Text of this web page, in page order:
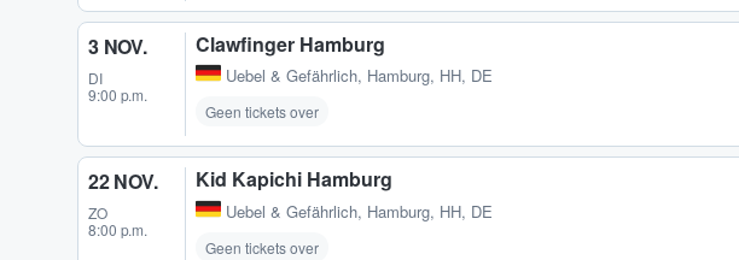
3 NOV.
DI
9:00 p.m.
Clawfinger Hamburg
Uebel & Gefährlich, Hamburg, HH, DE
Geen tickets over
22 NOV.
ZO
8:00 p.m.
Kid Kapichi Hamburg
Uebel & Gefährlich, Hamburg, HH, DE
Geen tickets over